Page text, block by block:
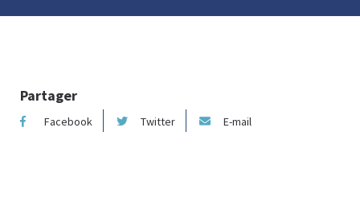
Partager
Facebook Twitter E-mail